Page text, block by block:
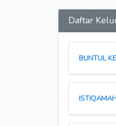
Daftar
BUNTUL